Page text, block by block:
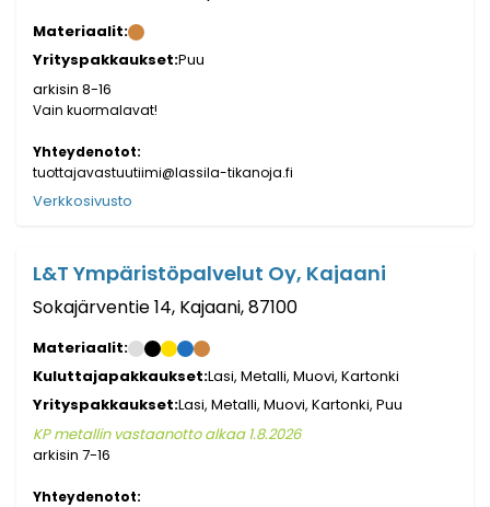
Materiaalit:
Yrityspakkaukset:Puu
arkisin 8-16
Vain kuormalavat!
Yhteydenotot:
tuottajavastuutiimi@lassila-tikanoja.fi
Verkkosivusto
L&T Ympäristöpalvelut Oy, Kajaani
Sokajärventie 14, Kajaani, 87100
Materiaalit:
Kuluttajapakkaukset:Lasi, Metalli, Muovi, Kartonki
Yrityspakkaukset:Lasi, Metalli, Muovi, Kartonki, Puu
KP metallin vastaanotto alkaa 1.8.2026
arkisin 7-16
Yhteydenotot: